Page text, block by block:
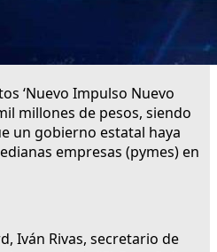
‘Nuevo Impulso Nuevo
millones de pesos, siendo
un gobierno estatal haya
empresas (pymes) en
Iván Rivas, secretario de